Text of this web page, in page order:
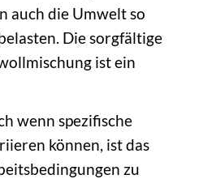
auch die Umwelt so
Die sorgfältige
ist ein
wenn spezifische
können, ist das
zu